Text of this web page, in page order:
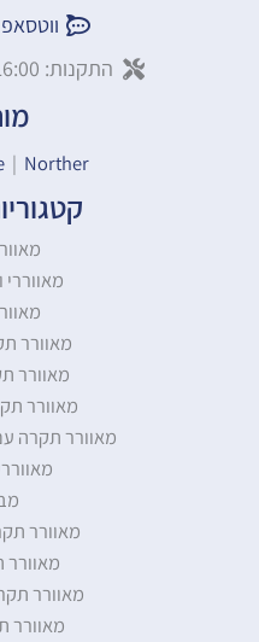
התקנות: 09:00-16:00 טלפון 3578*
| Norther
מאווררי
מאוורר
מאוורר
מאוורר
מאוורר תקרה
מאוורר
מאוורר
מאוורר
מאוורר